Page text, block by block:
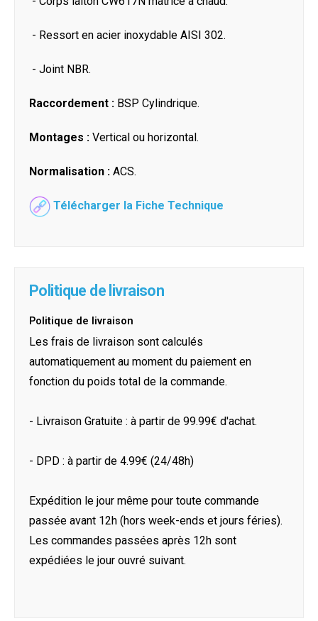
- Ressort en acier inoxydable AISI 302.
- Joint NBR.
Raccordement : BSP Cylindrique.
Montages : Vertical ou horizontal.
Normalisation : ACS.
Télécharger la Fiche Technique
Politique de livraison
Politique de livraison
Les frais de livraison sont calculés
automatiquement au moment du paiement en
fonction du poids total de la commande.
- Livraison Gratuite : à partir de 99.99€ d'achat.
- DPD : à partir de 4.99€ (24/48h)
Expédition le jour même pour toute commande
passée avant 12h (hors week-ends et jours féries).
Les commandes passées après 12h sont
expédiées le jour ouvré suivant.